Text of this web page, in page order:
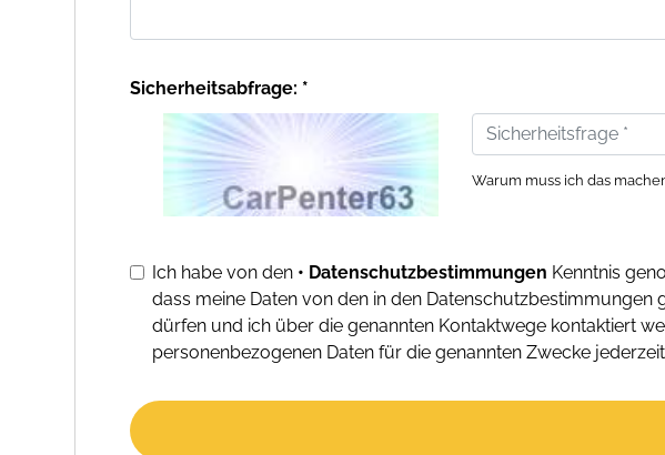
Sicherheitsabfrage: *
Warum muss ich das
Ich habe von den • Datenschutzbestimmungen Kenntnis
dass meine Daten von den in den
dürfen und ich über die genannten Kontaktwege kontaktiert
personenbezogenen Daten für die genannten Zwecke